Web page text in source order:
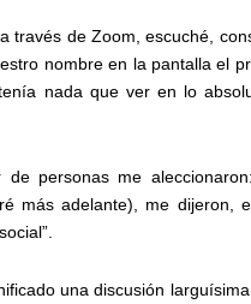
través de Zoom, escuché,
nombre en la pantalla el
nada que ver en lo
personas me
más adelante), me dijeron,
una discusión